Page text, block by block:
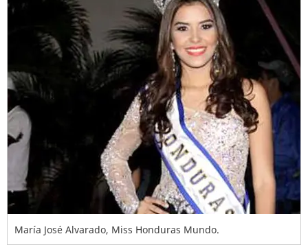
María José Alvarado, Miss Honduras Mundo.